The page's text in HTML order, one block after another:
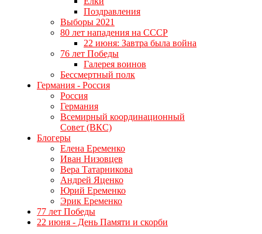
Поздравления
Выборы 2021
80 лет нападения на СССР
22 июня: Завтра была война
76 лет Победы
Галерея воинов
Бессмертный полк
Германия - Россия
Россия
Германия
Всемирный координационный
Совет (ВКС)
Блогеры
Елена Еременко
Иван Низовцев
Вера Татарникова
Андрей Яценко
Юрий Еременко
Эрик Еременко
77 лет Победы
22 июня - День Памяти и скорби